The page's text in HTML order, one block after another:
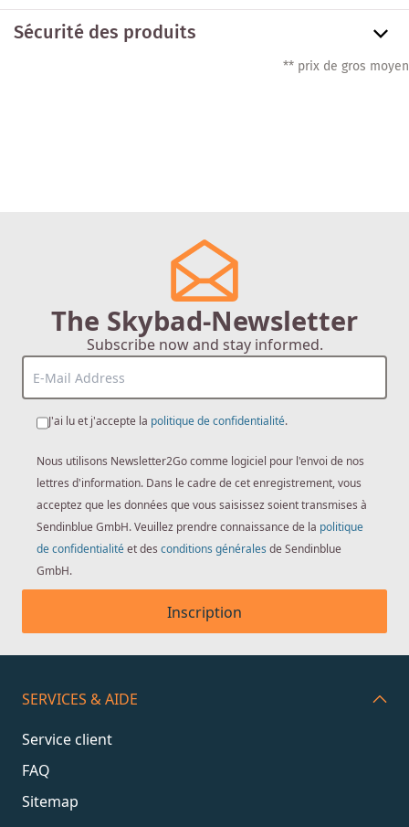
Sécurité des produits
** prix de gros moyen
The Skybad-Newsletter
Subscribe now and stay informed.
J'ai lu et j'accepte la politique de confidentialité.
Nous utilisons Newsletter2Go comme logiciel pour l'envoi de nos
lettres d'information. Dans le cadre de cet enregistrement, vous
acceptez que les données que vous saisissez soient transmises à
Sendinblue GmbH. Veuillez prendre connaissance de la politique
de confidentialitéet des conditions générales de Sendinblue
GmbH.
Inscription
SERVICES & AIDE
Service client
FAQ
Sitemap